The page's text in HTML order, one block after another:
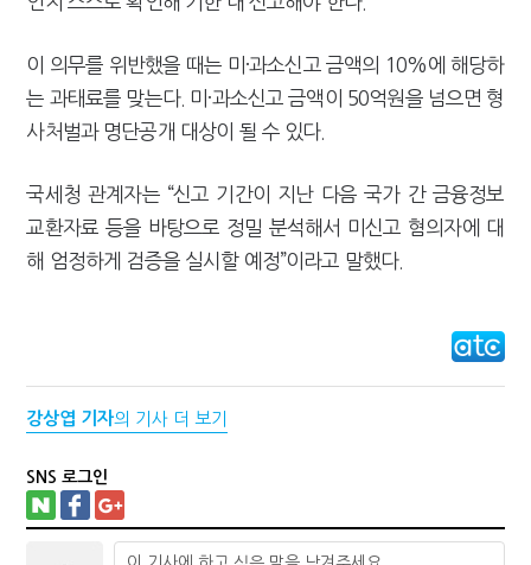
이 의무를 위반했을 때는 미·과소신고 금액의 10%에 해당하
는 과태료를 맞는다. 미·과소신고 금액이 50억원을 넘으면 형
사처벌과 명단공개 대상이 될 수 있다.
국세청 관계자는 “신고 기간이 지난 다음 국가 간 금융정보
교환자료 등을 바탕으로 정밀 분석해서 미신고 혐의자에 대
해 엄정하게 검증을 실시할 예정”이라고 말했다.
강상엽 기자의 기사 더 보기
SNS 로그인